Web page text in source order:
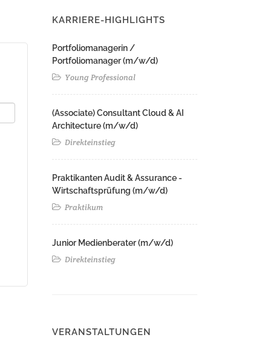
KARRIERE-HIGHLIGHTS
Portfoliomanagerin /
Portfoliomanager (m/w/d)
Young Professional
(Associate) Consultant Cloud & AI
Architecture (m/w/d)​ ​
Direkteinstieg
Praktikanten Audit & Assurance -
Wirtschaftsprüfung (m/w/d)
Praktikum
Junior Medienberater (m/w/d)
Direkteinstieg
VERANSTALTUNGEN